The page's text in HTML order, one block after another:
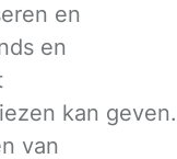
en
en
kan geven.
van